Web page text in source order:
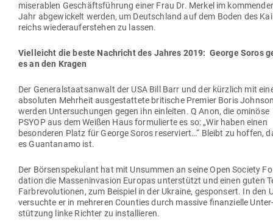
mise­rablen Geschäfts­führung einer Frau Dr. Merkel im
Jahr abge­wi­ckelt werden, um Deutschland auf dem Boden des
reichs wie­der­auf­er­stehen zu lassen.
Viel­leicht die beste Nach­richt des Jahres 2019: George Soros
es an den Kragen
Der Gene­ral­staats­anwalt der USA Bill Barr und der kürzlich mit
abso­luten Mehrheit aus­ge­stattete bri­tische Premier Boris
werden Unter­su­chungen gegen ihn ein­leiten. Q Anon, die ominöse
PSYOP aus dem Weißen Haus for­mu­lierte es so: „Wir haben einen
beson­deren Platz für George Soros reser­viert…“ Bleibt zu hoffen,
es Guan­tanamo ist.
Der Bör­sen­spe­kulant hat mit Unsummen an seine Open Society
dation die Mas­sen­in­vasion Europas unter­stützt und einen guten
Farb­re­vo­lu­tionen, zum Bei­spiel in der Ukraine, gesponsert. In den
ver­suchte er in meh­reren Counties durch massive finan­zielle
stützung linke Richter zu installieren.